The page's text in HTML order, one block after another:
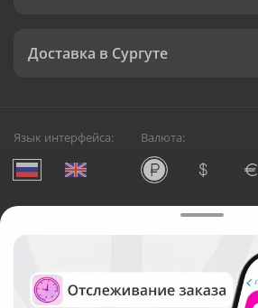
Доставка в Сургуте
Язык интерфейса: Валюта:
Служба круглосуточной доставки
Русский Букет, 2026
Общество с ограниченной
ОГРН: 1195476081745, ИНН: